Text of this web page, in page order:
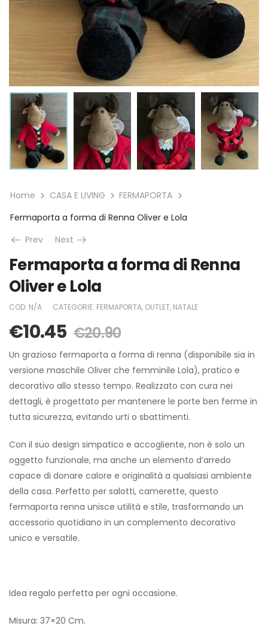
Home CASA E LIVING
FERMAPORTA
Fermaporta a forma di Renna Oliver e Lola
Prev
Next
Fermaporta a forma di Renna
Oliver e Lola
COD: N/A CATEGORIE: FERMAPORTA, OUTLET, NATALE
€10.45 €20.90
Un grazioso fermaporta a forma di renna (disponibile sia in
versione maschile Oliver che femminile Lola), pratico e
decorativo allo stesso tempo. Realizzato con cura nei
dettagli, è progettato per mantenere le porte ben ferme in
tutta sicurezza, evitando urti o sbattimenti.
Con il suo design simpatico e accogliente, non è solo un
oggetto funzionale, ma anche un elemento d’arredo
capace di donare calore e originalità a qualsiasi ambiente
della casa. Perfetto per salotti, camerette, questo
fermaporta renna unisce utilità e stile, trasformando un
accessorio quotidiano in un complemento decorativo
unico e versatile.
Idea regalo perfetta per ogni occasione.
Misura: 37×20 Cm.